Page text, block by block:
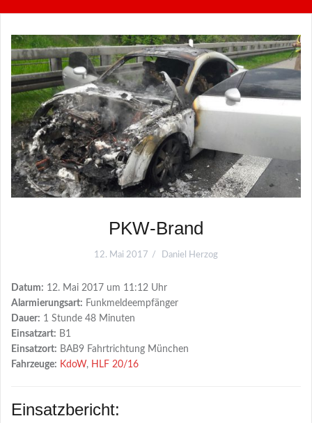
PKW-Brand
12. Mai 2017 Daniel Herzog
Datum: 12. Mai 2017 um 11:12 Uhr
Alarmierungsart: Funkmeldeempfänger
Dauer: 1 Stunde 48 Minuten
Einsatzart: B1
Einsatzort: BAB9 Fahrtrichtung München
Fahrzeuge: KdoW, HLF 20/16
Einsatzbericht: